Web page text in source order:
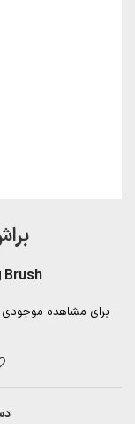
Brush
برای مشاهده